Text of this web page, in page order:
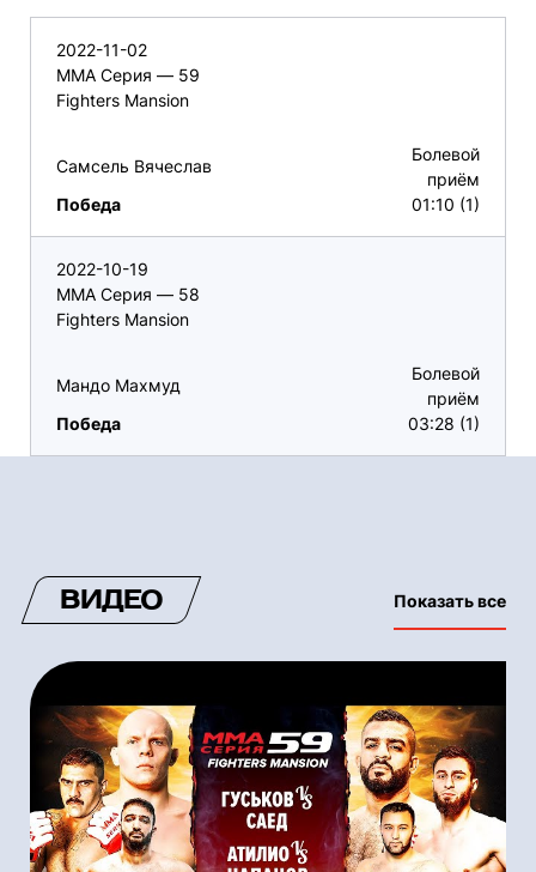
2022-11-02
ММА Серия — 59
Fighters Mansion
Самсель Вячеслав
Победа
Болевой
приём
01:10 (1)
2022-10-19
ММА Серия — 58
Fighters Mansion
Мандо Махмуд
Победа
Болевой
приём
03:28 (1)
ВИДЕО Показать все